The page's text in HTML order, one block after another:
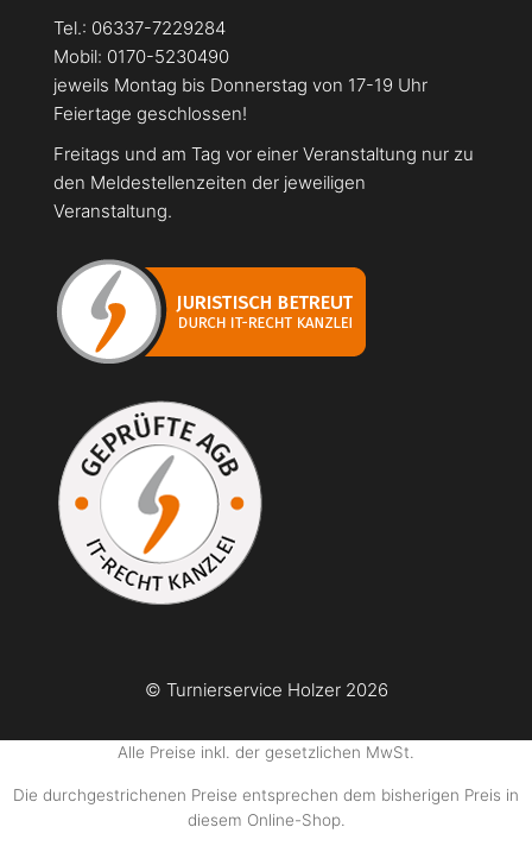
Tel.: 06337-7229284
Mobil: 0170-5230490
jeweils Montag bis Donnerstag von 17-19 Uhr
Feiertage geschlossen!
Freitags und am Tag vor einer Veranstaltung nur zu
den Meldestellenzeiten der jeweiligen
Veranstaltung.
© Turnierservice Holzer 2026
Alle Preise inkl. der gesetzlichen MwSt.
Die durchgestrichenen Preise entsprechen dem bisherigen Preis in
diesem Online-Shop.